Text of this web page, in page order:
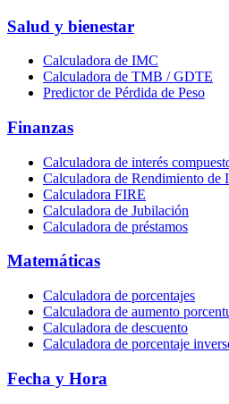
Salud y bienestar
Calculadora de IMC
Calculadora de TMB / GDTE
Predictor de Pérdida de Peso
Finanzas
Calculadora de interés
Calculadora de Rendimiento de
Calculadora FIRE
Calculadora de Jubilación
Calculadora de préstamos
Matemáticas
Calculadora de porcentajes
Calculadora de aumento
Calculadora de descuento
Calculadora de porcentaje
Fecha y Hora